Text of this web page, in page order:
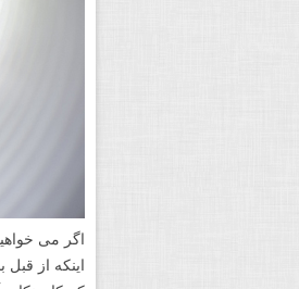
اگر می
اینکه از